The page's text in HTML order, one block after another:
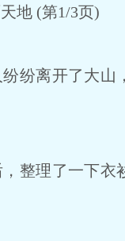
地 (第1/3页)
纷离开了大山
整理了一下衣